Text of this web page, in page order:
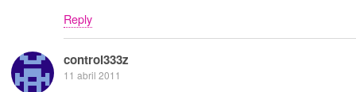
Reply
control333z
11 abril 2011